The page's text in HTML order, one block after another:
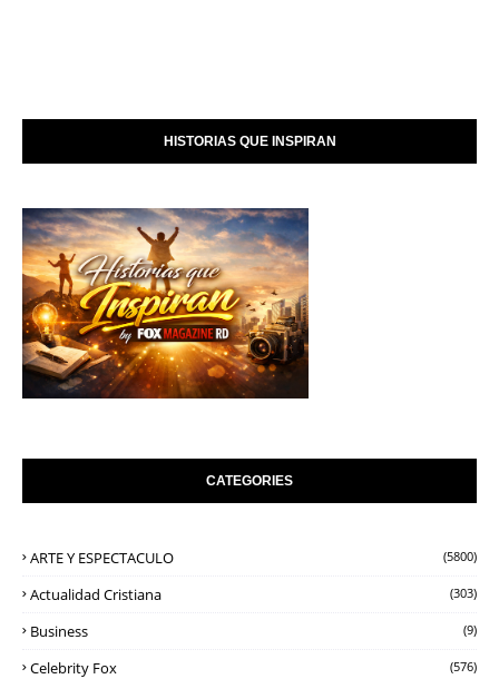
HISTORIAS QUE INSPIRAN
CATEGORIES
ARTE Y ESPECTACULO (5800)
Actualidad Cristiana (303)
Business (9)
Celebrity Fox (576)